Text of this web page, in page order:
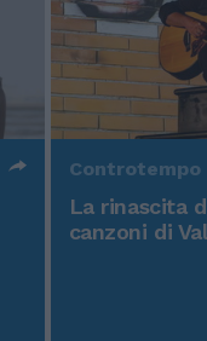
Controtempo
La rinascita
canzoni di